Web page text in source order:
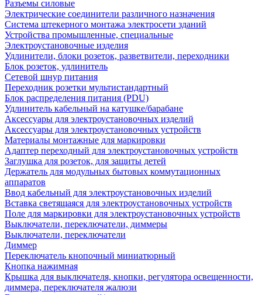
Разъемы силовые
Электрические соединители различного назначения
Система штекерного монтажа электросети зданий
Устройства промышленные, специальные
Электроустановочные изделия
Удлинители, блоки розеток, разветвители, переходники
Блок розеток, удлинитель
Сетевой шнур питания
Переходник розетки мультистандартный
Блок распределения питания (PDU)
Удлинитель кабельный на катушке/барабане
Аксессуары для электроустановочных изделий
Аксессуары для электроустановочных устройств
Материалы монтажные для маркировки
Адаптер переходный для электроустановочных устройств
Заглушка для розеток, для защиты детей
Держатель для модульных бытовых коммутационных
аппаратов
Ввод кабельный для электроустановочных изделий
Вставка светящаяся для электроустановочных устройств
Поле для маркировки для электроустановочных устройств
Выключатели, переключатели, диммеры
Выключатели, переключатели
Диммер
Переключатель кнопочный миниатюрный
Кнопка нажимная
Крышка для выключателя, кнопки, регулятора освещенности,
диммера, переключателя жалюзи